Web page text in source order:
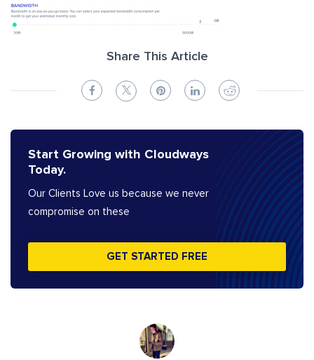
Share This Article
Start Growing with Cloudways
Today.
Our Clients Love us because we never
compromise on these
GET STARTED FREE